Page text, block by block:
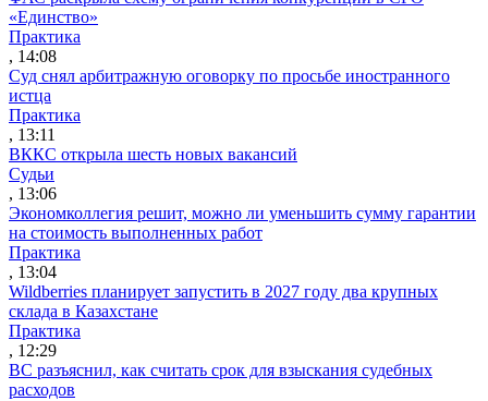
«Единство»
Практика
, 14:08
Суд снял арбитражную оговорку по просьбе иностранного
истца
Практика
, 13:11
ВККС открыла шесть новых вакансий
Судьи
, 13:06
Экономколлегия решит, можно ли уменьшить сумму гарантии
на стоимость выполненных работ
Практика
, 13:04
Wildberries планирует запустить в 2027 году два крупных
склада в Казахстане
Практика
, 12:29
ВС разъяснил, как считать срок для взыскания судебных
расходов